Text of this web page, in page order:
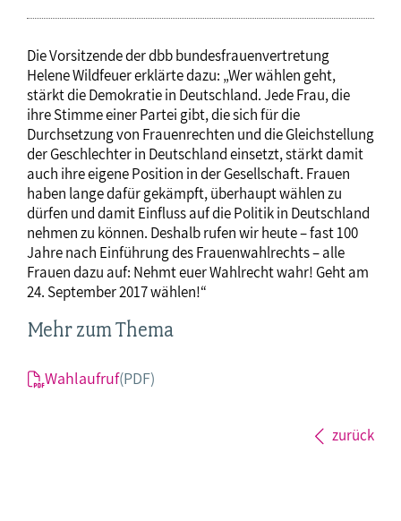
Die Vorsitzende der dbb bundesfrauenvertretung
Helene Wildfeuer erklärte dazu: „Wer wählen geht,
stärkt die Demokratie in Deutschland. Jede Frau, die
ihre Stimme einer Partei gibt, die sich für die
Durchsetzung von Frauenrechten und die Gleichstellung
der Geschlechter in Deutschland einsetzt, stärkt damit
auch ihre eigene Position in der Gesellschaft. Frauen
haben lange dafür gekämpft, überhaupt wählen zu
dürfen und damit Einfluss auf die Politik in Deutschland
nehmen zu können. Deshalb rufen wir heute – fast 100
Jahre nach Einführung des Frauenwahlrechts – alle
Frauen dazu auf: Nehmt euer Wahlrecht wahr! Geht am
24. September 2017 wählen!“
Mehr zum Thema
Wahlaufruf(PDF)
zurück